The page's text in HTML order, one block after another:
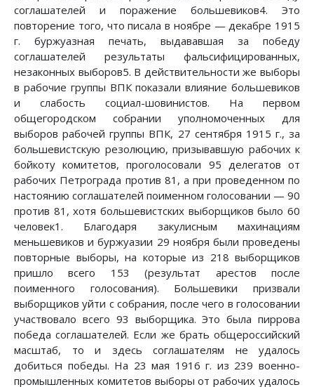
соглашателей и поражение большевиков4. Это
повторение того, что писала в ноябре — декабре 1915
г. буржуазная печать, выдававшая за победу
соглашателей результаты фальсифицированных,
незаконных выборов5. В действительности же выборы
в рабочие группы ВПК показали влияние большевиков
и слабость социал-шовинистов. На первом
общегородском собрании уполномоченных для
выборов рабочей группы ВПК, 27 сентября 1915 г., за
большевистскую резолюцию, призывавшую рабочих к
бойкоту комитетов, проголосовали 95 делегатов от
рабочих Петрограда против 81, а при проведенном по
настоянию соглашателей поименном голосовании — 90
против 81, хотя большевистских выборщиков было 60
человек1. Благодаря закулисным махинациям
меньшевиков и буржуазии 29 ноября были проведены
повторные выборы, на которые из 218 выборщиков
пришло всего 153 (результат арестов после
поименного голосования). Большевики призвали
выборщиков уйти с собрания, после чего в голосовании
участвовало всего 93 выборщика. Это была пиррова
победа соглашателей. Если же брать общероссийский
масштаб, то и здесь соглашателям не удалось
добиться победы. На 23 мая 1916 г. из 239 военно-
промышленных комитетов выборы от рабочих удалось